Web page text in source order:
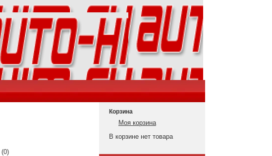
(0)
Корзина
Моя корзина
В корзине нет товара